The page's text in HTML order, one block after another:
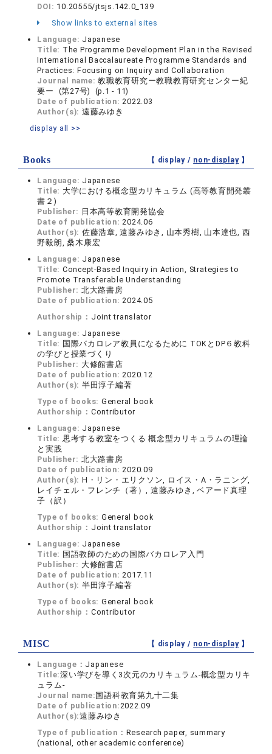
DOI: 10.20555/jtsjs.142.0_139
Show links to external sites
Language: Japanese
Title: The Programme Development Plan in the Revised
International Baccalaureate Programme Standards and
Practices: Focusing on Inquiry and Collaboration
Journal name:教職教育研究ー教職教育研究センター紀
要ー (第27号) (p.1 - 11)
Date of publication:2022.03
Author(s): 遠藤みゆき
display all >>
Books 【 display / non-display】
Language: Japanese
Title: 大学における概念型カリキュラム (高等教育開発叢
書２)
Publisher: 日本高等教育開発協会
Date of publication:2024.06
Author(s): 佐藤浩章, 遠藤みゆき, 山本秀樹, 山本達也, 西
野毅朗, 桑木康宏
Language: Japanese
Title: Concept-Based Inquiry in Action, Strategies to
Promote Transferable Understanding
Publisher: 北大路書房
Date of publication:2024.05
Authorship： Joint translator
Language: Japanese
Title: 国際バカロレア教員になるために TOKとDP６教科
の学びと授業づくり
Publisher: 大修館書店
Date of publication:2020.12
Author(s): 半田淳子編著
Type of books: General book
Authorship： Contributor
Language: Japanese
Title: 思考する教室をつくる 概念型カリキュラムの理論
と実践
Publisher: 北大路書房
Date of publication:2020.09
Author(s): H・リン・エリクソン, ロイス・A・ラニング,
レイチェル・フレンチ（著）, 遠藤みゆき, ベアード真理
子（訳）
Type of books: General book
Authorship： Joint translator
Language: Japanese
Title: 国語教師のための国際バカロレア入門
Publisher: 大修館書店
Date of publication:2017.11
Author(s): 半田淳子編著
Type of books: General book
Authorship： Contributor
MISC 【 display / non-display】
Language： Japanese
Title:深い学びを導く3次元のカリキュラム-概念型カリキ
ュラム-
Journal name: 国語科教育第九十二集
Date of publication:2022.09
Author(s):遠藤みゆき
Type of publication： Research paper, summary
(national, other academic conference)